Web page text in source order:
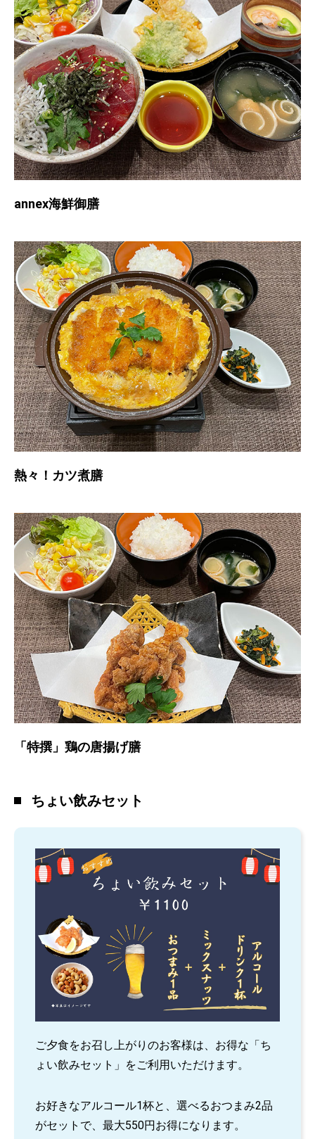
annex海鮮御膳
熱々！カツ煮膳
「特撰」鶏の唐揚げ膳
ちょい飲みセット
ご夕食をお召し上がりのお客様は、お得な「ち
ょい飲みセット」をご利用いただけます。
お好きなアルコール1杯と、選べるおつまみ2品
がセットで、最大550円お得になります。